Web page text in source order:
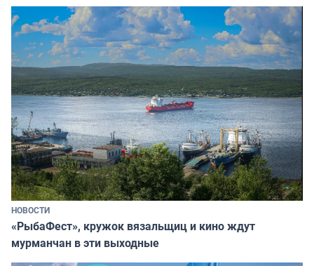
НОВОСТИ
«РыбаФест», кружок вязальщиц и кино ждут
мурманчан в эти выходные